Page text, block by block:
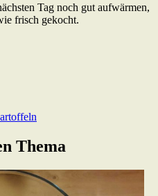
Tag noch gut aufwärmen,
frisch gekocht.
Thema